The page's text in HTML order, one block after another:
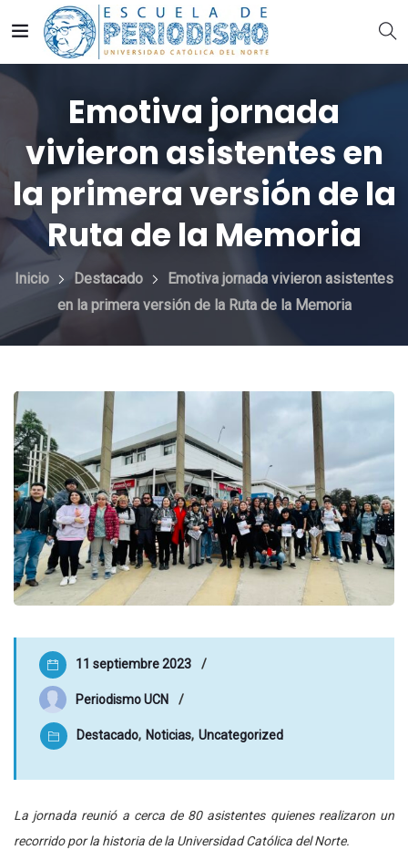
Emotiva jornada
vivieron asistentes en
la primera versión de la
Ruta de la Memoria
Inicio Destacado
Emotiva jornada vivieron asistentes
en la primera versión de la Ruta de la Memoria
11 septiembre 2023
Periodismo UCN
Destacado, Noticias, Uncategorized
La jornada reunió a cerca de 80 asistentes quienes realizaron un
recorrido por la historia de la Universidad Católica del Norte.